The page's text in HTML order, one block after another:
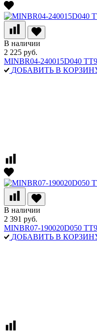
В наличии
2 225 руб.
MINBR04-240015D040
ДОБАВИТЬ В
В наличии
2 391 руб.
MINBR07-190020D050
ДОБАВИТЬ В